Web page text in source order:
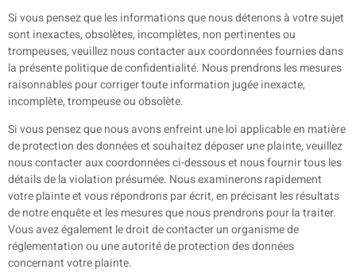
Si vous pensez que les informations que nous détenons à votre sujet
sont inexactes, obsolètes, incomplètes, non pertinentes ou
trompeuses, veuillez nous contacter aux coordonnées fournies dans
la présente politique de confidentialité. Nous prendrons les mesures
raisonnables pour corriger toute information jugée inexacte,
incomplète, trompeuse ou obsolète.
Si vous pensez que nous avons enfreint une loi applicable en matière
de protection des données et souhaitez déposer une plainte, veuillez
nous contacter aux coordonnées ci-dessous et nous fournir tous les
détails de la violation présumée. Nous examinerons rapidement
votre plainte et vous répondrons par écrit, en précisant les résultats
de notre enquête et les mesures que nous prendrons pour la traiter.
Vous avez également le droit de contacter un organisme de
réglementation ou une autorité de protection des données
concernant votre plainte.